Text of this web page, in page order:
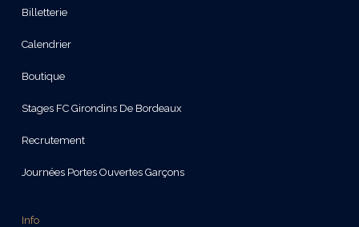
Billetterie
Calendrier
Boutique
Stages FC Girondins De Bordeaux
Recrutement
Journées Portes Ouvertes Garçons
Info